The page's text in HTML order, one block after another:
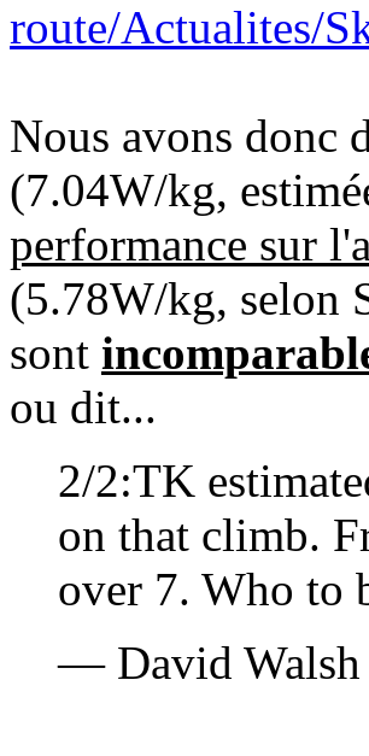
route/Actualites/
Nous avons donc
(7.04W/kg,
performance sur
(5.78W/kg, selon
sont
ou dit...
2/2:TK
on that climb.
over 7. Who to
— David